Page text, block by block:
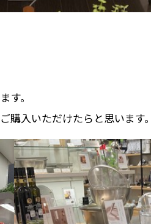
す。
購入いただけたらと思います